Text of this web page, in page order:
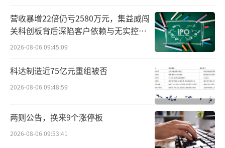
当前，全球消费者对健康和营养的需求正
在发生深刻变革。正如伊利集团董事长潘刚所
养补充’转向‘功能细分’与‘体验升
级’。”面对日益多元化、个性化的消费趋
势，伊利率先在精准营养领域实现从技术自主
研发、规模化生产到产品应用的全产业链贯
通，构建起系统化的精准营养产业化能力。
营收暴增22倍仍亏2580万元，集益威闯
关科创板背后深陷客户依赖与无实控人
困局
2026-08-06 09:45:09
科达制造近75亿元重组被否
2026-08-06 09:48:59
两则公告，换来9个涨停板
2026-08-06 09:53:41